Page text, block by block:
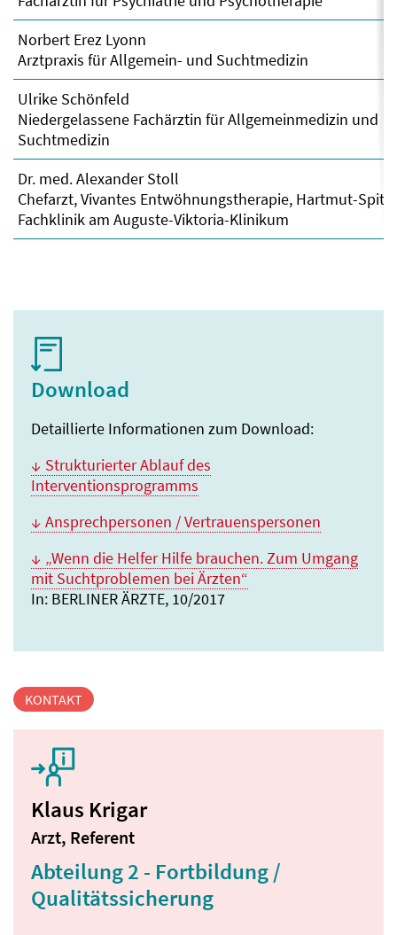
Norbert Erez Lyonn
Arztpraxis für Allgemein- und Suchtmedizin
Ulrike Schönfeld
Niedergelassene Fachärztin für Allgemeinmedizin und
Suchtmedizin
Dr. med. Alexander Stoll
Chefarzt, Vivantes Entwöhnungstherapie, Hartmut-
Fachklinik am Auguste-Viktoria-Klinikum
Download
Detaillierte Informationen zum Download:
Strukturierter Ablauf des
Interventionsprogramms
Ansprechpersonen / Vertrauenspersonen
„Wenn die Helfer Hilfe brauchen. Zum Umgang
mit Suchtproblemen bei Ärzten“
In: BERLINER ÄRZTE, 10/2017
KONTAKT
Klaus Krigar
Arzt, Referent
Abteilung 2 - Fortbildung /
Qualitätssicherung